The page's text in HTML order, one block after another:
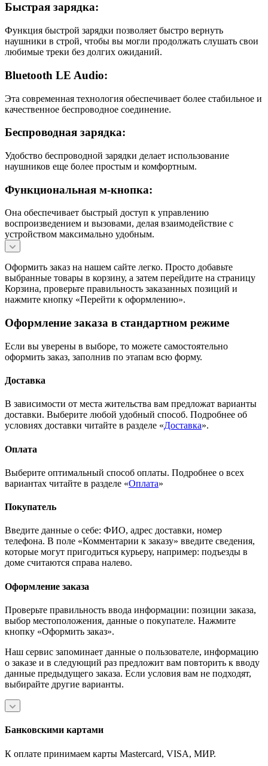
Быстрая зарядка:
Функция быстрой зарядки позволяет быстро вернуть
наушники в строй, чтобы вы могли продолжать слушать свои
любимые треки без долгих ожиданий.
Bluetooth LE Audio:
Эта современная технология обеспечивает более стабильное и
качественное беспроводное соединение.
Беспроводная зарядка:
Удобство беспроводной зарядки делает использование
наушников еще более простым и комфортным.
Функциональная м-кнопка:
Она обеспечивает быстрый доступ к управлению
воспроизведением и вызовами, делая взаимодействие с
устройством максимально удобным.
Оформить заказ на нашем сайте легко. Просто добавьте
выбранные товары в корзину, а затем перейдите на страницу
Корзина, проверьте правильность заказанных позиций и
нажмите кнопку «Перейти к оформлению».
Оформление заказа в стандартном режиме
Если вы уверены в выборе, то можете самостоятельно
оформить заказ, заполнив по этапам всю форму.
Доставка
В зависимости от места жительства вам предложат варианты
доставки. Выберите любой удобный способ. Подробнее об
условиях доставки читайте в разделе «Доставка».
Оплата
Выберите оптимальный способ оплаты. Подробнее о всех
вариантах читайте в разделе «Оплата»
Покупатель
Введите данные о себе: ФИО, адрес доставки, номер
телефона. В поле «Комментарии к заказу» введите сведения,
которые могут пригодиться курьеру, например: подъезды в
доме считаются справа налево.
Оформление заказа
Проверьте правильность ввода информации: позиции заказа,
выбор местоположения, данные о покупателе. Нажмите
кнопку «Оформить заказ».
Наш сервис запоминает данные о пользователе, информацию
о заказе и в следующий раз предложит вам повторить к вводу
данные предыдущего заказа. Если условия вам не подходят,
выбирайте другие варианты.
Банковскими картами
К оплате принимаем карты Mastercard, VISA, МИР.